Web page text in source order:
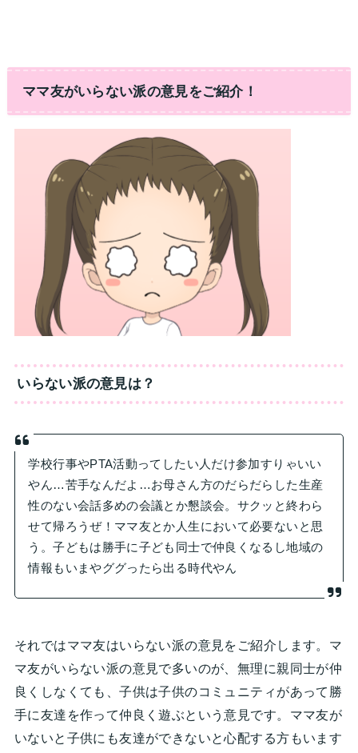
ママ友がいらない派の意見をご紹介！
いらない派の意見は？
学校行事やPTA活動ってしたい人だけ参加すりゃいい
やん…苦手なんだよ…お母さん方のだらだらした生産
性のない会話多めの会議とか懇談会。サクッと終わら
せて帰ろうぜ！ママ友とか人生において必要ないと思
う。子どもは勝手に子ども同士で仲良くなるし地域の
情報もいまやググったら出る時代やん
それではママ友はいらない派の意見をご紹介します。マ
マ友がいらない派の意見で多いのが、無理に親同士が仲
良くしなくても、子供は子供のコミュニティがあって勝
手に友達を作って仲良く遊ぶという意見です。ママ友が
いないと子供にも友達ができないと心配する方もいます